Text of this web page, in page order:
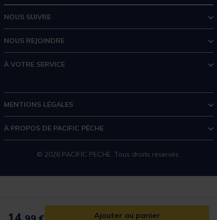
Ajouter au panier
NOUS SUIVRE
NOUS REJOINDRE
À VOTRE SERVICE
MENTIONS LÉGALES
À PROPOS DE PACIFIC PÊCHE
© 2026 PACIFIC PECHE. Tous droits réservés.